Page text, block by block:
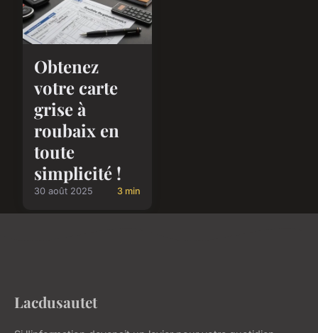
Obtenez
votre carte
grise à
roubaix en
toute
simplicité !
30 août 2025 3 min
Lacdusautet